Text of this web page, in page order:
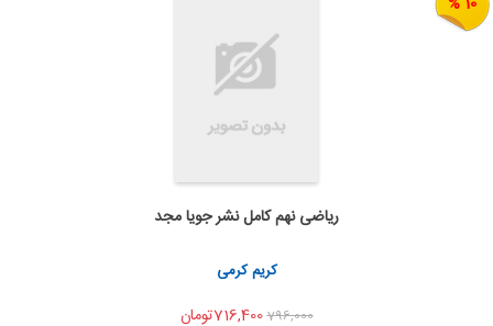
به من اطلاع بده
اشتراک گذاری
ریاضی نهم کامل نشر جویا مجد
کریم کرمی
796,000716,400تومان